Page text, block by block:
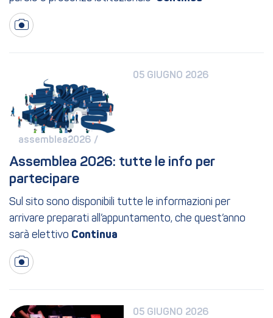
05 GIUGNO 2026
assemblea2026 /
Assemblea 2026: tutte le info per
partecipare
Sul sito sono disponibili tutte le informazioni per
arrivare preparati all’appuntamento, che quest’anno
sarà elettivo
05 GIUGNO 2026